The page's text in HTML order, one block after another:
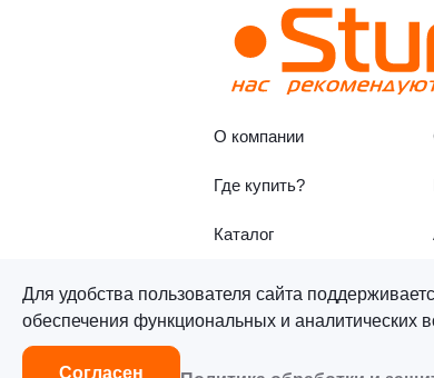
О компании
Где купить?
Каталог
Для удобства пользователя сайта
обеспечения функциональных и аналитических
Согласен